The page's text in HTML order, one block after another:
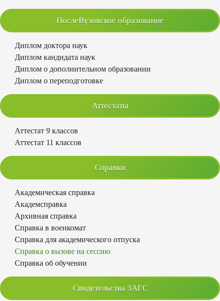
ПослеВузовское образование
Диплом доктора наук
Диплом кандидата наук
Диплом о дополнительном образовании
Диплом о переподготовке
Аттестаты
Аттестат 9 классов
Аттестат 11 классов
Справки
Академическая справка
Академсправка
Архивная справка
Справка в военкомат
Справка для академического отпуска
Справка о вызове на сессию
Справка об обучении
Свидетельства ЗАГС